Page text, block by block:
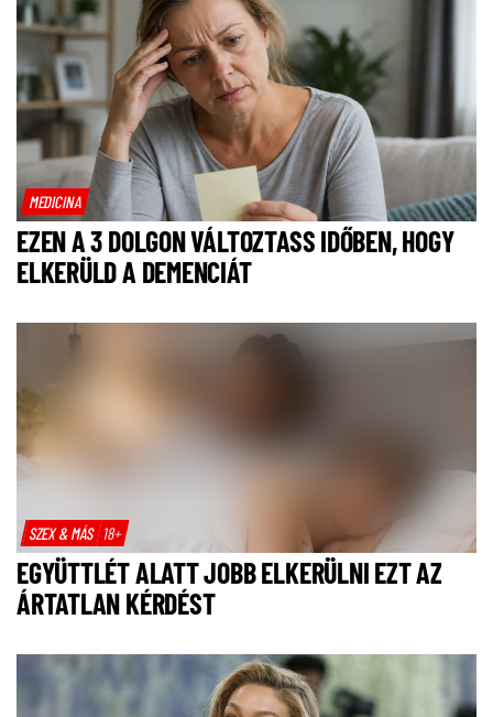
MEDICINA
EZEN A 3 DOLGON VÁLTOZTASS IDŐBEN, HOGY
ELKERÜLD A DEMENCIÁT
SZEX & MÁS 18+
EGYÜTTLÉT ALATT JOBB ELKERÜLNI EZT AZ
ÁRTATLAN KÉRDÉST